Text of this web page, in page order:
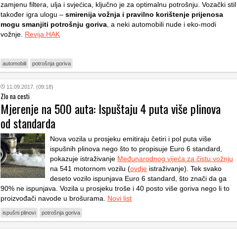
zamjenu filtera, ulja i svjećica, ključno je za optimalnu potrošnju. Vozački stil
također igra ulogu – smirenija vožnja i pravilno korištenje prijenosa
mogu smanjiti potrošnju goriva , a neki automobili nude i eko-modi
vožnje. Revija HAK
automobili potrošnja goriva
11.09.2017. (09:18)
Zlo na cesti
Mjerenje na 500 auta: Ispuštaju 4 puta više plinova
od standarda
Nova vozila u prosjeku emitiraju četiri i pol puta više
ispušnih plinova nego što to propisuje Euro 6 standard,
pokazuje istraživanje Međunarodnog vijeća za čistu vožnju
na 541 motornom vozilu (ovdje istraživanje). Tek svako
deseto vozilo ispunjava Euro 6 standard, što znači da ga
90% ne ispunjava. Vozila u prosjeku troše i 40 posto više goriva nego li to
proizvođači navode u brošurama. Novi list
ispušni plinovi potrošnja goriva